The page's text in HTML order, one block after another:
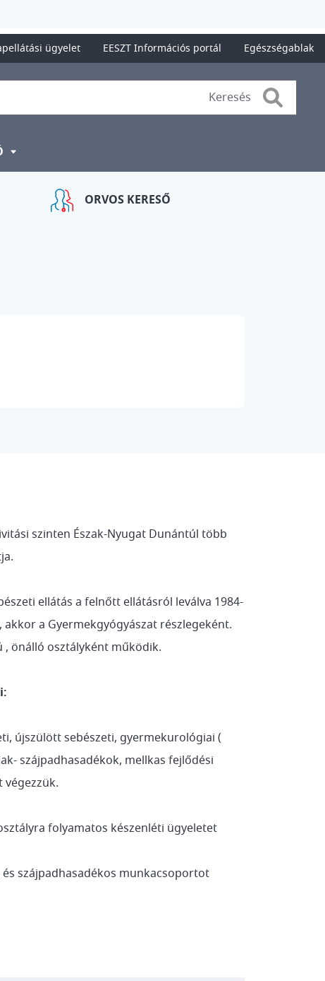
ügyelet EESZT Információs portál Egészségablak
Search
ORVOS KERESŐ
szinten Észak-Nyugat Dunántúl több
ellátás a felnőtt ellátásról leválva 1984-
a Gyermekgyógyászat részlegeként.
, önálló osztályként működik.
újszülött sebészeti, gyermekurológiai (
szájpadhasadékok, mellkas fejlődési
folyamatos készenléti ügyeletet
szájpadhasadékos munkacsoportot